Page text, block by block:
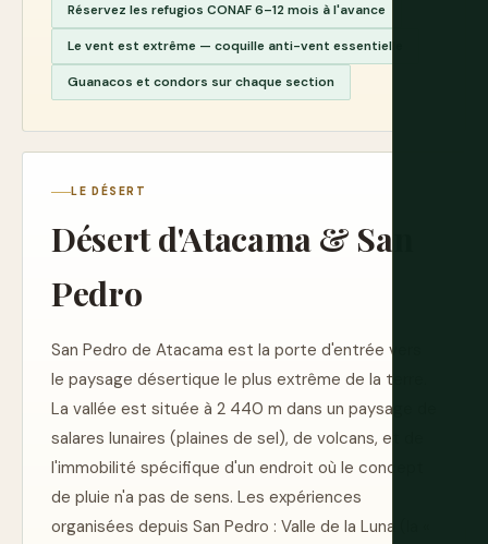
Réservez les refugios CONAF 6–12 mois à l'avance
Le vent est extrême — coquille anti-vent essentielle
Guanacos et condors sur chaque section
LE DÉSERT
Désert d'Atacama & San
Pedro
San Pedro de Atacama est la porte d'entrée vers
le paysage désertique le plus extrême de la terre.
La vallée est située à 2 440 m dans un paysage de
salares lunaires (plaines de sel), de volcans, et de
l'immobilité spécifique d'un endroit où le concept
de pluie n'a pas de sens. Les expériences
organisées depuis San Pedro : Valle de la Luna (la «